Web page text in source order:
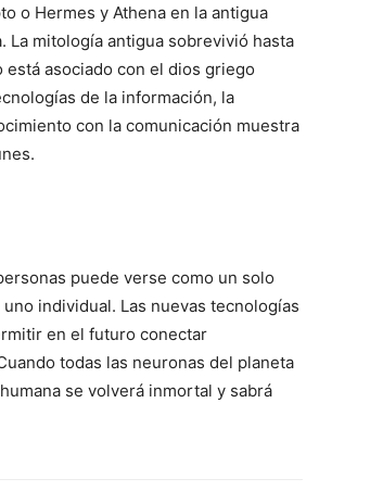
o Hermes y Athena en la antigua
La mitología antigua sobrevivió hasta
asociado con el dios griego
de la información, la
con la comunicación muestra
puede verse como un solo
individual. Las nuevas tecnologías
en el futuro conectar
todas las neuronas del planeta
se volverá inmortal y sabrá